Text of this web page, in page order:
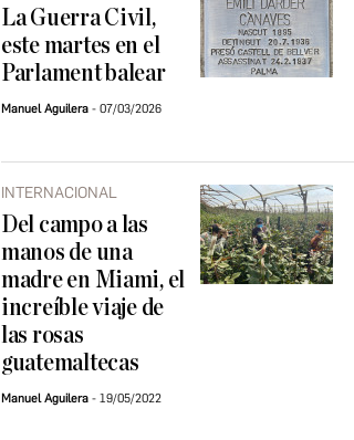
La Guerra Civil,
este martes en el
Parlament balear
Manuel Aguilera 07/03/2026
INTERNACIONAL
Del campo a las
manos de una
madre en Miami, el
increíble viaje de
las rosas
guatemaltecas
Manuel Aguilera 19/05/2022